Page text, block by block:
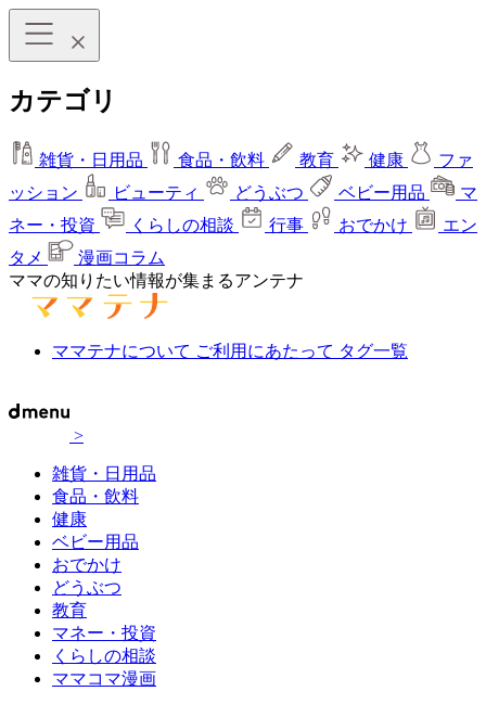
カテゴリ
雑貨・日用品 食品・飲料 教育 健康
ファ
ッション
ビューティ どうぶつ ベビー用品
マ
ネー・投資
くらしの相談 行事 おでかけ
エン
タメ
漫画コラム
ママの知りたい情報が集まるアンテナ
ママテナについて ご利用にあたって タグ一覧
>
雑貨・日用品
食品・飲料
健康
ベビー用品
おでかけ
どうぶつ
教育
マネー・投資
くらしの相談
ママコマ漫画